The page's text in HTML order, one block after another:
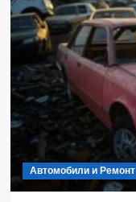
Автомобили и Ремонт